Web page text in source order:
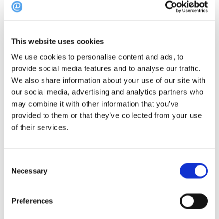
This website uses cookies
We use cookies to personalise content and ads, to
provide social media features and to analyse our traffic.
We also share information about your use of our site with
our social media, advertising and analytics partners who
may combine it with other information that you’ve
provided to them or that they’ve collected from your use
of their services.
Selection
Necessary
Preferences
Isegi suurtel restoranigruppidel on raske seda
jaoks võivad kasvavad kulud tähendada menüüde
muutmist, hinnatõusu või portsjonite suuruse
vähendamist.
Kas sa kuulad?
Artiklis hoiatatakse, et kogu tööstusharu peab ümber
mõtlema hankimise üle - mitte ainult USAs, vaid kogu
tooteid või koostisosi, mida mõjutavad